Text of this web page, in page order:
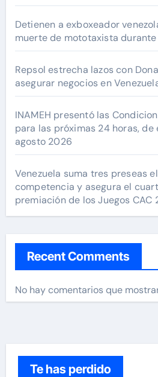
Detienen a exboxeador
muerte de mototaxista durante
Repsol estrecha lazos con
asegurar negocios en
INAMEH presentó las
para las próximas 24 horas,
agosto 2026
Venezuela suma tres preseas
competencia y asegura el
premiación de los Juegos CAC
Recent Comments
No hay comentarios que
Te has perdido